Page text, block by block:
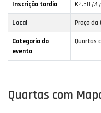
Inscrição tardia €2.50 (A
Local Praça
Categoria do
evento
Quartas
Quartas com